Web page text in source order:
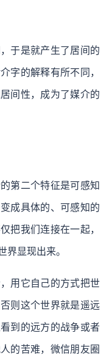
于是就产生了居间的
字的解释有所不同，
间性，成为了媒介的
第二个特征是可感知
成具体的、可感知的
把我们连接在一起，
界显现出来。
用它自己的方式把世
则这个世界就是遥远
到的远方的战争或者
的苦难，微信朋友圈